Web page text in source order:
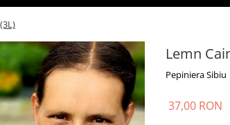
Lemn
Pepiniera Sibiu
37,00 RON